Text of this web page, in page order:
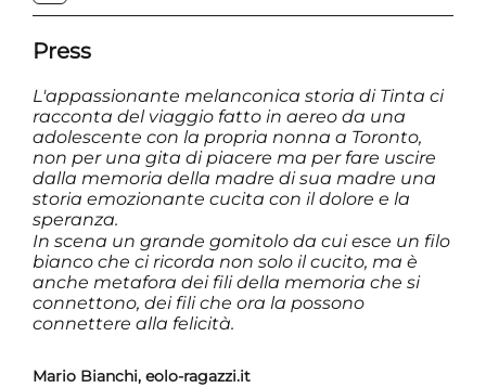
Press
L'appassionante melanconica storia di Tinta ci
racconta del viaggio fatto in aereo da una
adolescente con la propria nonna a Toronto,
non per una gita di piacere ma per fare uscire
dalla memoria della madre di sua madre una
storia emozionante cucita con il dolore e la
speranza.
In scena un grande gomitolo da cui esce un filo
bianco che ci ricorda non solo il cucito, ma è
anche metafora dei fili della memoria che si
connettono, dei fili che ora la possono
connettere alla felicità.
Mario Bianchi, eolo-ragazzi.it